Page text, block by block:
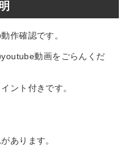
作確認です。
動画をごらんくだ
ント付きです。
あります。